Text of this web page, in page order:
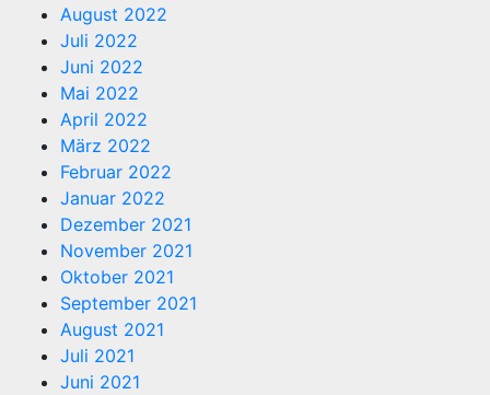
August 2022
Juli 2022
Juni 2022
Mai 2022
April 2022
März 2022
Februar 2022
Januar 2022
Dezember 2021
November 2021
Oktober 2021
September 2021
August 2021
Juli 2021
Juni 2021